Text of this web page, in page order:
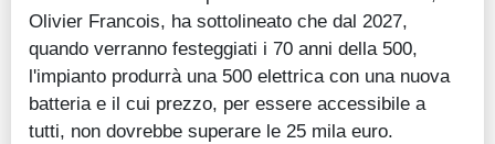
Olivier Francois, ha sottolineato che dal 2027,
quando verranno festeggiati i 70 anni della 500,
l'impianto produrrà una 500 elettrica con una nuova
batteria e il cui prezzo, per essere accessibile a
tutti, non dovrebbe superare le 25 mila euro.